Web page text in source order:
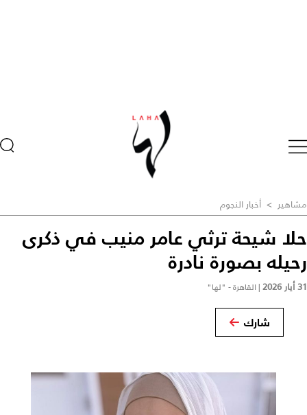
مشاهير > أخبار النجوم
حلا شيحة ترثي عامر منيب في ذكرى
رحيله بصورة نادرة
31 أيار 2026 | القاهرة - "لها"
شارك